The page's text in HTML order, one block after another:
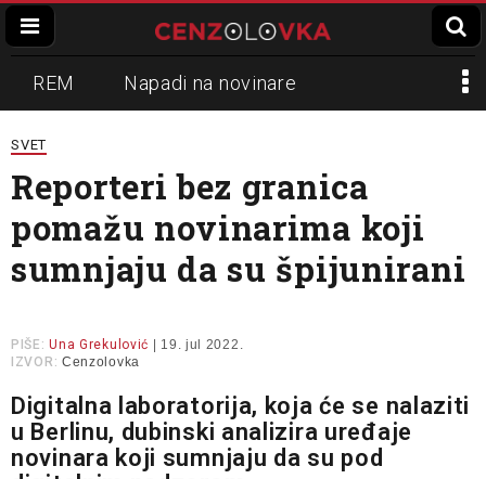
REM Napadi na novinare
Zvučni top
Propaganda Lokalni mediji
Informer Slavko Ćuruvija
SVET
Reporteri bez granica
pomažu novinarima koji
sumnjaju da su špijunirani
PIŠE: Una Grekulović | 19. jul 2022.
IZVOR: Cenzolovka
Digitalna laboratorija, koja će se nalaziti
u Berlinu, dubinski analizira uređaje
novinara koji sumnjaju da su pod